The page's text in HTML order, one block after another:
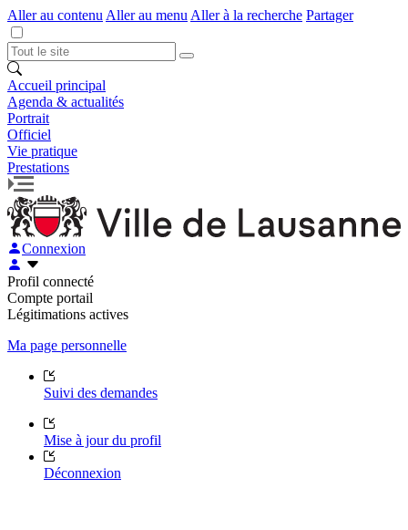
Aller au contenu Aller au menu Aller à la recherche Partager
Accueil principal
Agenda & actualités
Portrait
Officiel
Vie pratique
Prestations
Connexion
Profil connecté
Compte portail
Légitimations actives
Ma page personnelle
Suivi des demandes
Mise à jour du profil
Déconnexion